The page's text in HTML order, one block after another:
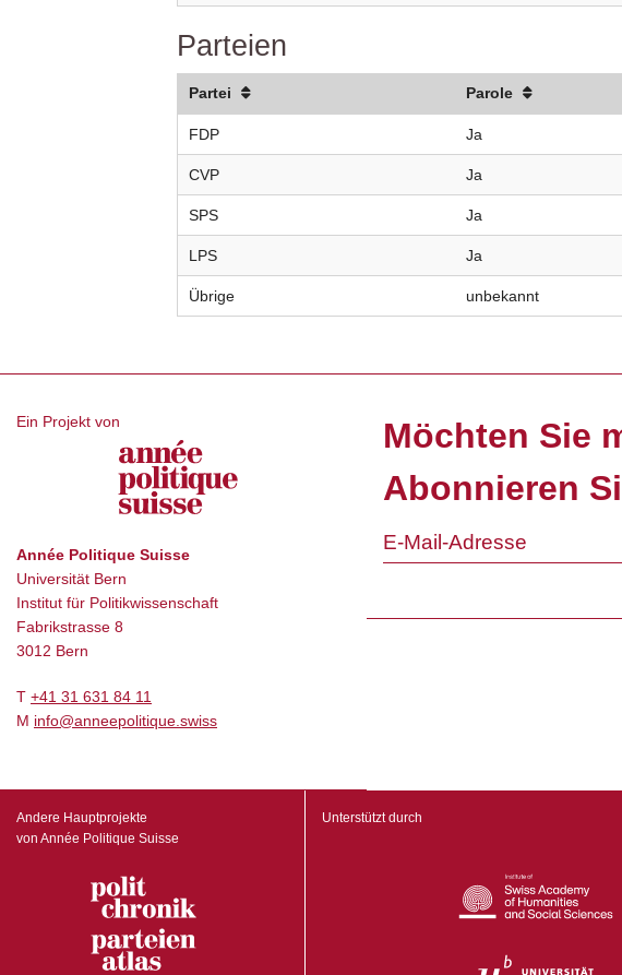
Parteien
Partei Parole
FDP Ja
CVP Ja
SPS Ja
LPS Ja
Übrige unbekannt
Ein Projekt von
Année Politique Suisse
Universität Bern
Institut für Politikwissenschaft
Fabrikstrasse 8
3012 Bern
T +41 31 631 84 11
M info@anneepolitique.swiss
Möchten Sie
Abonnieren
Andere Hauptprojekte
von Année Politique Suisse
Unterstützt durch